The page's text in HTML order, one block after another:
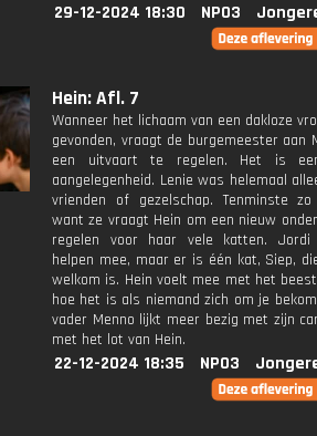
29-12-2024 18:30 NPO3
Hein: Afl. 7
Wanneer het lichaam van een dakloze
gevonden, vraagt de burgemeester aan
een uitvaart te regelen. Het is
aangelegenheid. Lenie was helemaal
vrienden of gezelschap. Tenminste
want ze vraagt Hein om een nieuw
regelen voor haar vele katten.
helpen mee, maar er is één kat, Siep,
welkom is. Hein voelt mee met het
hoe het is als niemand zich om je
vader Menno lijkt meer bezig met zijn
met het lot van Hein.
22-12-2024 18:35 NPO3